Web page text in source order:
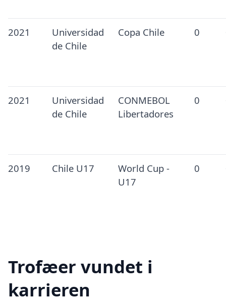
2021
Universidad
de Chile
Copa Chile 0
2021
Universidad
de Chile
CONMEBOL
Libertadores
0
2019 Chile U17
World Cup -
U17
0
Trofæer vundet i
karrieren